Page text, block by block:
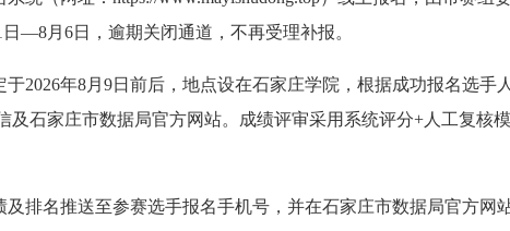
—8月6日，逾期关闭通道，不再受理补报。
2026年8月9日前后，地点设在石家庄学院，根据成功报名选手
石家庄市数据局官方网站。成绩评审采用系统评分+人工复核模
排名推送至参赛选手报名手机号，并在石家庄市数据局官方网